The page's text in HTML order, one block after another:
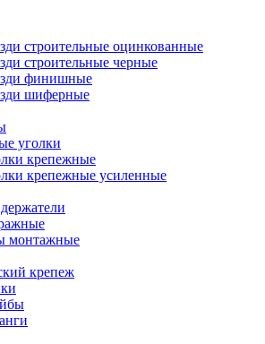
строительные оцинкованные
строительные черные
финишные
шиферные
уголки
крепежные
крепежные усиленные
монтажные
крепеж